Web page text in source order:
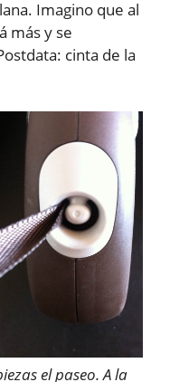
Imagino que al
más y se
cinta de la
el paseo. A la